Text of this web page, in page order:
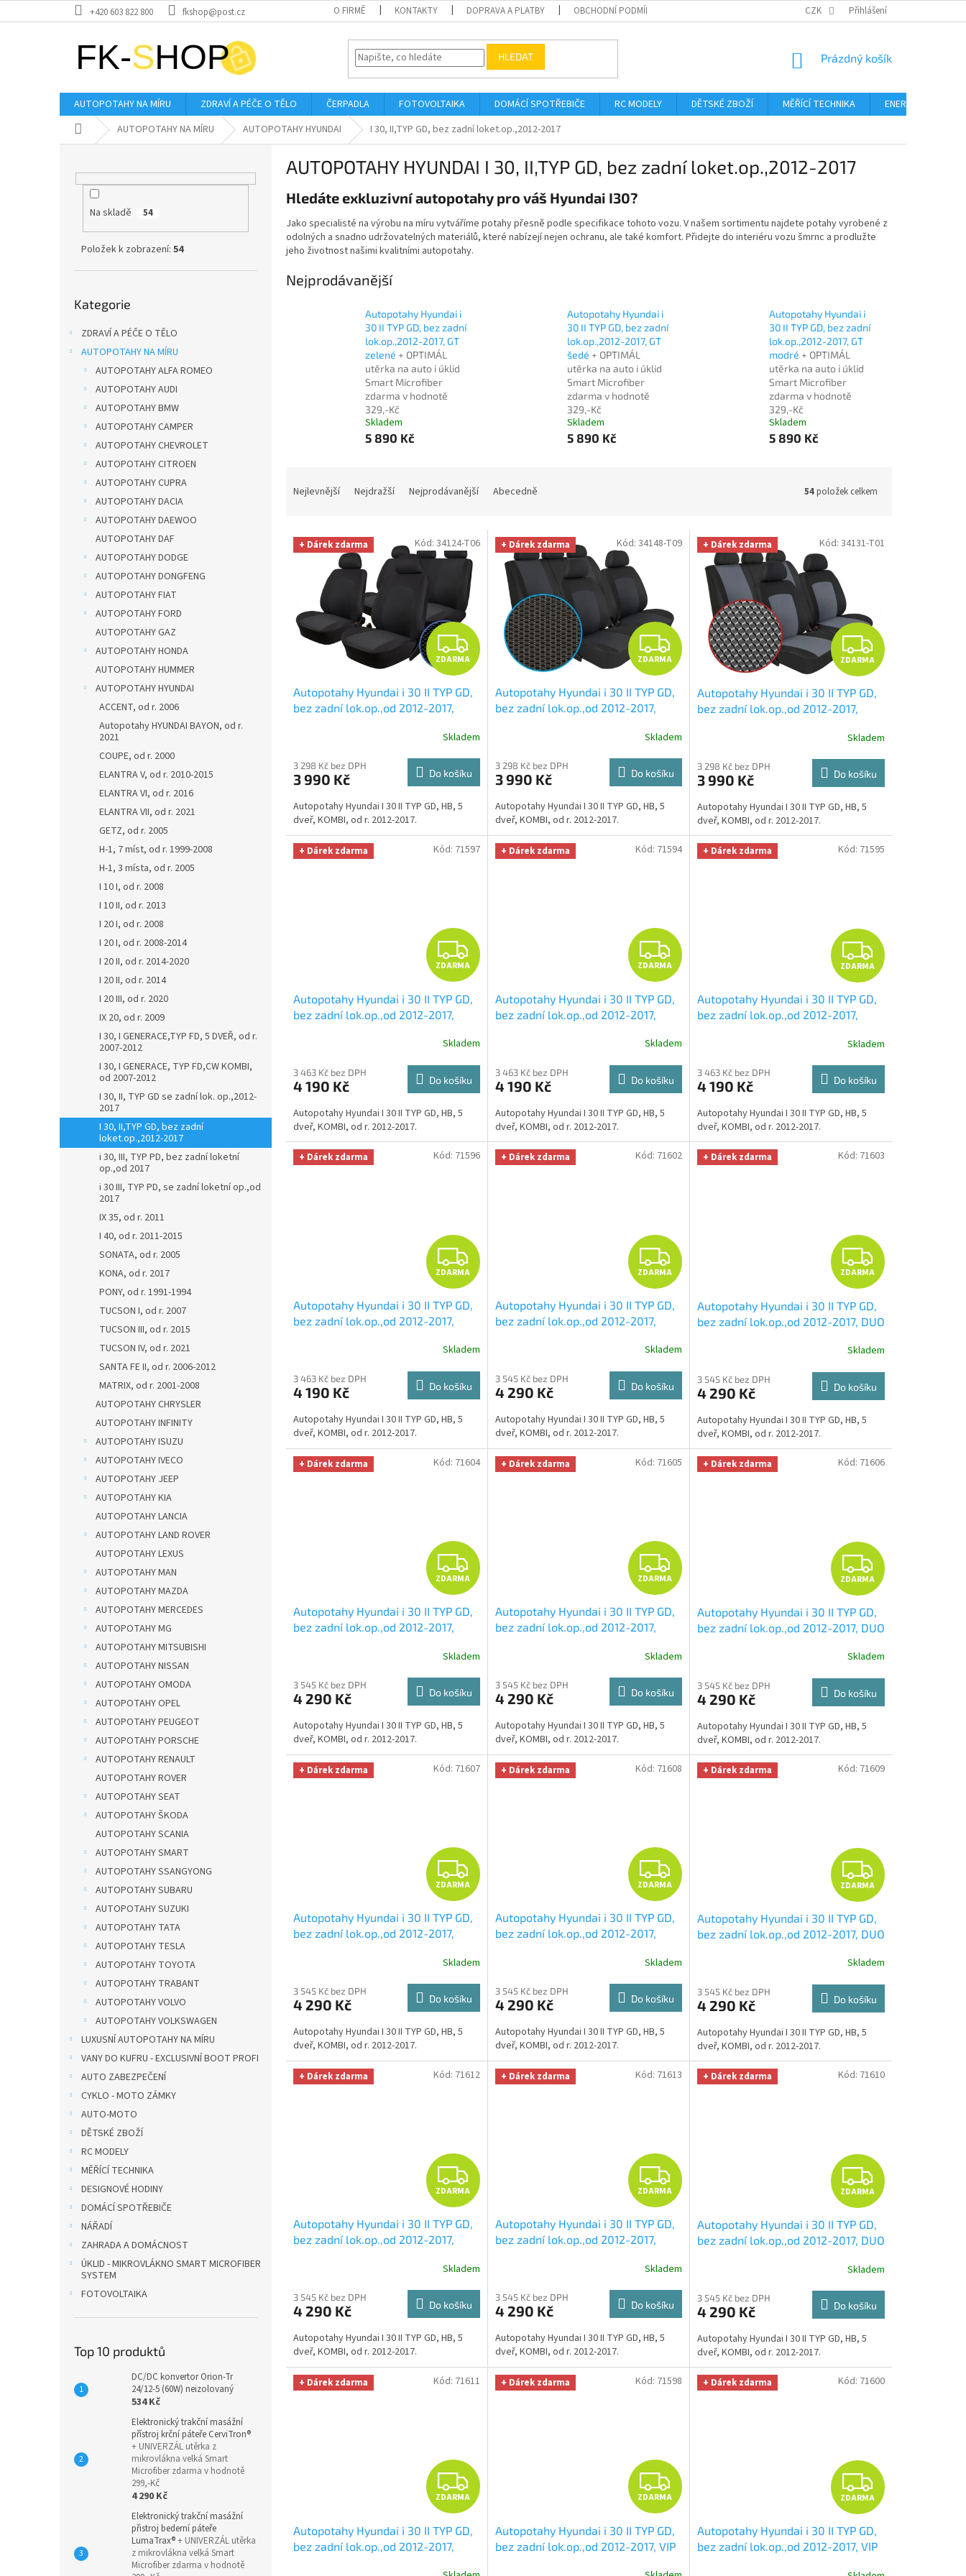
na
+420 603 822 800 fkshop@post.cz O FIRMĚ KONTAKTY DOPRAVA A PLATBY OBCHODNÍ PODMÍNKY PODMÍNKY OCHRANY OSOBNÍCH ÚDAJŮ FORMULÁŘ
CZK Přihlášení
HLEDAT
NÁKUPNÍ
Prázdný košík
AUTOPOTAHY NA MÍRU ZDRAVÍ A PÉČE O TĚLO ČERPADLA FOTOVOLTAIKA DOMÁCÍ SPOTŘEBIČE RC MODELY DĚTSKÉ ZBOŽÍ MĚŘÍCÍ TECHNIKA ENERGIE
Domů AUTOPOTAHY NA MÍRU AUTOPOTAHY HYUNDAI I 30, II,TYP GD, bez zadní loket.op.,2012-2017
Na skladě 54
Položek k zobrazení: 54
kategorie
Kategorie
ZDRAVÍ A PÉČE O TĚLO
AUTOPOTAHY NA MÍRU
AUTOPOTAHY ALFA ROMEO
AUTOPOTAHY AUDI
AUTOPOTAHY BMW
AUTOPOTAHY CAMPER
AUTOPOTAHY CHEVROLET
AUTOPOTAHY CITROEN
AUTOPOTAHY CUPRA
AUTOPOTAHY DACIA
AUTOPOTAHY DAEWOO
AUTOPOTAHY DAF
AUTOPOTAHY DODGE
AUTOPOTAHY DONGFENG
AUTOPOTAHY FIAT
AUTOPOTAHY FORD
AUTOPOTAHY GAZ
AUTOPOTAHY HONDA
AUTOPOTAHY HUMMER
AUTOPOTAHY HYUNDAI
ACCENT, od r. 2006
Autopotahy HYUNDAI BAYON, od r.
2021
COUPE, od r. 2000
ELANTRA V, od r. 2010-2015
ELANTRA VI, od r. 2016
ELANTRA VII, od r. 2021
GETZ, od r. 2005
H-1, 7 míst, od r. 1999-2008
H-1, 3 místa, od r. 2005
I 10 I, od r. 2008
I 10 II, od r. 2013
I 20 I, od r. 2008
I 20 I, od r. 2008-2014
I 20 II, od r. 2014-2020
I 20 II, od r. 2014
I 20 III, od r. 2020
IX 20, od r. 2009
I 30, I GENERACE,TYP FD, 5 DVEŘ, od r.
2007-2012
I 30, I GENERACE, TYP FD,CW KOMBI,
od 2007-2012
I 30, II, TYP GD se zadní lok. op.,2012-
2017
I 30, II,TYP GD, bez zadní
loket.op.,2012-2017
i 30, III, TYP PD, bez zadní loketní
op.,od 2017
i 30 III, TYP PD, se zadní loketní op.,od
2017
IX 35, od r. 2011
I 40, od r. 2011-2015
SONATA, od r. 2005
KONA, od r. 2017
PONY, od r. 1991-1994
TUCSON I, od r. 2007
TUCSON III, od r. 2015
TUCSON IV, od r. 2021
SANTA FE II, od r. 2006-2012
MATRIX, od r. 2001-2008
AUTOPOTAHY CHRYSLER
AUTOPOTAHY INFINITY
AUTOPOTAHY ISUZU
AUTOPOTAHY IVECO
AUTOPOTAHY JEEP
AUTOPOTAHY KIA
AUTOPOTAHY LANCIA
AUTOPOTAHY LAND ROVER
AUTOPOTAHY LEXUS
AUTOPOTAHY MAN
AUTOPOTAHY MAZDA
AUTOPOTAHY MERCEDES
AUTOPOTAHY MG
AUTOPOTAHY MITSUBISHI
AUTOPOTAHY NISSAN
AUTOPOTAHY OMODA
AUTOPOTAHY OPEL
AUTOPOTAHY PEUGEOT
AUTOPOTAHY PORSCHE
AUTOPOTAHY RENAULT
AUTOPOTAHY ROVER
AUTOPOTAHY SEAT
AUTOPOTAHY ŠKODA
AUTOPOTAHY SCANIA
AUTOPOTAHY SMART
AUTOPOTAHY SSANGYONG
AUTOPOTAHY SUBARU
AUTOPOTAHY SUZUKI
AUTOPOTAHY TATA
AUTOPOTAHY TESLA
AUTOPOTAHY TOYOTA
AUTOPOTAHY TRABANT
AUTOPOTAHY VOLVO
AUTOPOTAHY VOLKSWAGEN
LUXUSNÍ AUTOPOTAHY NA MÍRU
VANY DO KUFRU - EXCLUSIVNÍ BOOT PROFI
AUTO ZABEZPEČENÍ
CYKLO - MOTO ZÁMKY
AUTO-MOTO
DĚTSKÉ ZBOŽÍ
RC MODELY
MĚŘÍCÍ TECHNIKA
DESIGNOVÉ HODINY
DOMÁCÍ SPOTŘEBIČE
NÁŘADÍ
ZAHRADA A DOMÁCNOST
ÚKLID - MIKROVLÁKNO SMART MICROFIBER
SYSTEM
FOTOVOLTAIKA
Top 10 produktů
DC/DC konvertor Orion-Tr
24/12-5 (60W) neizolovaný
534 Kč
Elektronický trakční masážní
přístroj krční páteře CerviTron®
+ UNIVERZÁL utěrka z
mikrovlákna velká Smart
Microfiber zdarma v hodnotě
299,-Kč
4 290 Kč
Elektronický trakční masážní
přistroj bederní páteře
LumaTrax®+ UNIVERZÁL utěrka
z mikrovlákna velká Smart
Microfiber zdarma v hodnotě
AUTOPOTAHY HYUNDAI I 30, II,TYP GD, bez zadní loket.op.,2012-2017
Hledáte exkluzivní autopotahy pro váš Hyundai I30?
Jako specialisté na výrobu na míru vytváříme potahy přesně podle specifikace tohoto vozu. V našem sortimentu najdete potahy vyrobené z
odolných a snadno udržovatelných materiálů, které nabízejí nejen ochranu, ale také komfort. Přidejte do interiéru vozu šmrnc a prodlužte
jeho životnost našimi kvalitními autopotahy.
Nejprodávanější
Autopotahy Hyundai i
30 II TYP GD, bez zadní
lok.op.,2012-2017, GT
zelené + OPTIMÁL
utěrka na auto i úklid
Smart Microfiber
zdarma v hodnotě
329,-Kč
Skladem
5 890 Kč
Autopotahy Hyundai i
30 II TYP GD, bez zadní
lok.op.,2012-2017, GT
šedé + OPTIMÁL
utěrka na auto i úklid
Smart Microfiber
zdarma v hodnotě
329,-Kč
Skladem
5 890 Kč
Autopotahy Hyundai i
30 II TYP GD, bez zadní
lok.op.,2012-2017, GT
modré + OPTIMÁL
utěrka na auto i úklid
Smart Microfiber
zdarma v hodnotě
329,-Kč
Skladem
5 890 Kč
n
Nejlevnější Nejdražší Nejprodávanější Abecedně 54položek celkem
V + Dárek zdarma
Z
D
A
R
M
A
ZDARMA
Autopotahy Hyundai i 30 II TYP GD,
bez zadní lok.op.,od 2012-2017,
utěrka z mikrovlákna velká Smart
Microfiber zdarma v hodnotě 299,-
Kč
Skladem
3 298 Kč bez DPH
3 990 Kč Do košíku
Autopotahy Hyundai I 30 II TYP GD, HB, 5
dveř, KOMBI, od r. 2012-2017.
Kód: 34124-T06 + Dárek zdarma
Z
D
A
R
M
A
ZDARMA
Autopotahy Hyundai i 30 II TYP GD,
bez zadní lok.op.,od 2012-2017,
Microfiber zdarma v hodnotě 299,-
Kč
Skladem
3 298 Kč bez DPH
3 990 Kč Do košíku
Autopotahy Hyundai I 30 II TYP GD, HB, 5
dveř, KOMBI, od r. 2012-2017.
Kód: 34148-T09 + Dárek zdarma
Z
D
A
R
M
A
ZDARMA
Autopotahy Hyundai i 30 II TYP GD,
bez zadní lok.op.,od 2012-2017,
Microfiber zdarma v hodnotě 299,-
Kč
Skladem
3 298 Kč bez DPH
3 990 Kč Do košíku
Autopotahy Hyundai I 30 II TYP GD, HB, 5
dveř, KOMBI, od r. 2012-2017.
Kód: 34131-T01
+ Dárek zdarma
Z
D
A
R
M
A
ZDARMA
Autopotahy Hyundai i 30 II TYP GD,
bez zadní lok.op.,od 2012-2017,
utěrka z mikrovlákna velká Smart
Kč
Skladem
3 463 Kč bez DPH
4 190 Kč Do košíku
Autopotahy Hyundai I 30 II TYP GD, HB, 5
dveř, KOMBI, od r. 2012-2017.
Kód: 71597 + Dárek zdarma
Z
D
A
R
M
A
ZDARMA
Autopotahy Hyundai i 30 II TYP GD,
bez zadní lok.op.,od 2012-2017,
utěrka z mikrovlákna velká Smart
Kč
Skladem
3 463 Kč bez DPH
4 190 Kč Do košíku
Autopotahy Hyundai I 30 II TYP GD, HB, 5
dveř, KOMBI, od r. 2012-2017.
Kód: 71594 + Dárek zdarma
Z
D
A
R
M
A
ZDARMA
Autopotahy Hyundai i 30 II TYP GD,
bez zadní lok.op.,od 2012-2017,
utěrka z mikrovlákna velká Smart
Microfiber zdarma v hodnotě 299,-
Kč
Skladem
3 463 Kč bez DPH
4 190 Kč Do košíku
Autopotahy Hyundai I 30 II TYP GD, HB, 5
dveř, KOMBI, od r. 2012-2017.
Kód: 71595
+ Dárek zdarma
Z
D
A
R
M
A
ZDARMA
Autopotahy Hyundai i 30 II TYP GD,
bez zadní lok.op.,od 2012-2017,
utěrka z mikrovlákna velká Smart
Microfiber zdarma v hodnotě 299,-
Kč
Skladem
3 463 Kč bez DPH
4 190 Kč Do košíku
Autopotahy Hyundai I 30 II TYP GD, HB, 5
dveř, KOMBI, od r. 2012-2017.
Kód: 71596 + Dárek zdarma
Z
D
A
R
M
A
ZDARMA
Autopotahy Hyundai i 30 II TYP GD,
bez zadní lok.op.,od 2012-2017,
utěrka z mikrovlákna velká Smart
Microfiber zdarma v hodnotě 299,-
Kč
Skladem
3 545 Kč bez DPH
4 290 Kč Do košíku
Autopotahy Hyundai I 30 II TYP GD, HB, 5
dveř, KOMBI, od r. 2012-2017.
Kód: 71602 + Dárek zdarma
Z
D
A
R
M
A
ZDARMA
Autopotahy Hyundai i 30 II TYP GD,
bez zadní lok.op.,od 2012-2017, DUO
mikrovlákna velká Smart Microfiber
Skladem
3 545 Kč bez DPH
4 290 Kč Do košíku
Autopotahy Hyundai I 30 II TYP GD, HB, 5
dveř, KOMBI, od r. 2012-2017.
Kód: 71603
+ Dárek zdarma
Z
D
A
R
M
A
ZDARMA
Autopotahy Hyundai i 30 II TYP GD,
bez zadní lok.op.,od 2012-2017,
utěrka z mikrovlákna velká Smart
Microfiber zdarma v hodnotě 299,-
Kč
Skladem
3 545 Kč bez DPH
4 290 Kč Do košíku
Autopotahy Hyundai I 30 II TYP GD, HB, 5
dveř, KOMBI, od r. 2012-2017.
Kód: 71604 + Dárek zdarma
Z
D
A
R
M
A
ZDARMA
Autopotahy Hyundai i 30 II TYP GD,
bez zadní lok.op.,od 2012-2017,
utěrka z mikrovlákna velká Smart
Microfiber zdarma v hodnotě 299,-
Kč
Skladem
3 545 Kč bez DPH
4 290 Kč Do košíku
Autopotahy Hyundai I 30 II TYP GD, HB, 5
dveř, KOMBI, od r. 2012-2017.
Kód: 71605 + Dárek zdarma
Z
D
A
R
M
A
ZDARMA
Autopotahy Hyundai i 30 II TYP GD,
bez zadní lok.op.,od 2012-2017, DUO
Kč
Skladem
3 545 Kč bez DPH
4 290 Kč Do košíku
Autopotahy Hyundai I 30 II TYP GD, HB, 5
dveř, KOMBI, od r. 2012-2017.
Kód: 71606
+ Dárek zdarma
Z
D
A
R
M
A
ZDARMA
Autopotahy Hyundai i 30 II TYP GD,
bez zadní lok.op.,od 2012-2017,
utěrka z mikrovlákna velká Smart
Microfiber zdarma v hodnotě 299,-
Kč
Skladem
3 545 Kč bez DPH
4 290 Kč Do košíku
Autopotahy Hyundai I 30 II TYP GD, HB, 5
dveř, KOMBI, od r. 2012-2017.
Kód: 71607 + Dárek zdarma
Z
D
A
R
M
A
ZDARMA
Autopotahy Hyundai i 30 II TYP GD,
bez zadní lok.op.,od 2012-2017,
utěrka z mikrovlákna velká Smart
Microfiber zdarma v hodnotě 299,-
Kč
Skladem
3 545 Kč bez DPH
4 290 Kč Do košíku
Autopotahy Hyundai I 30 II TYP GD, HB, 5
dveř, KOMBI, od r. 2012-2017.
Kód: 71608 + Dárek zdarma
Z
D
A
R
M
A
ZDARMA
Autopotahy Hyundai i 30 II TYP GD,
bez zadní lok.op.,od 2012-2017, DUO
mikrovlákna velká Smart Microfiber
zdarma v hodnotě 299,-Kč
Skladem
3 545 Kč bez DPH
4 290 Kč Do košíku
Autopotahy Hyundai I 30 II TYP GD, HB, 5
dveř, KOMBI, od r. 2012-2017.
Kód: 71609
+ Dárek zdarma
Z
D
A
R
M
A
ZDARMA
Autopotahy Hyundai i 30 II TYP GD,
bez zadní lok.op.,od 2012-2017,
utěrka z mikrovlákna velká Smart
Microfiber zdarma v hodnotě 299,-
Kč
Skladem
3 545 Kč bez DPH
4 290 Kč Do košíku
Autopotahy Hyundai I 30 II TYP GD, HB, 5
dveř, KOMBI, od r. 2012-2017.
Kód: 71612 + Dárek zdarma
Z
D
A
R
M
A
ZDARMA
Autopotahy Hyundai i 30 II TYP GD,
bez zadní lok.op.,od 2012-2017,
utěrka z mikrovlákna velká Smart
Microfiber zdarma v hodnotě 299,-
Kč
Skladem
3 545 Kč bez DPH
4 290 Kč Do košíku
Autopotahy Hyundai I 30 II TYP GD, HB, 5
dveř, KOMBI, od r. 2012-2017.
Kód: 71613 + Dárek zdarma
Z
D
A
R
M
A
ZDARMA
Autopotahy Hyundai i 30 II TYP GD,
bez zadní lok.op.,od 2012-2017, DUO
mikrovlákna velká Smart Microfiber
zdarma v hodnotě 299,-Kč
Skladem
3 545 Kč bez DPH
4 290 Kč Do košíku
Autopotahy Hyundai I 30 II TYP GD, HB, 5
dveř, KOMBI, od r. 2012-2017.
Kód: 71610
+ Dárek zdarma
Z
D
A
ZDARMA
Autopotahy Hyundai i 30 II TYP GD,
bez zadní lok.op.,od 2012-2017,
Kód: 71611 + Dárek zdarma
Z
D
A
ZDARMA
Autopotahy Hyundai i 30 II TYP GD,
bez zadní lok.op.,od 2012-2017, VIP
Kód: 71598 + Dárek zdarma
Z
D
A
ZDARMA
Autopotahy Hyundai i 30 II TYP GD,
bez zadní lok.op.,od 2012-2017, VIP
Kód: 71600